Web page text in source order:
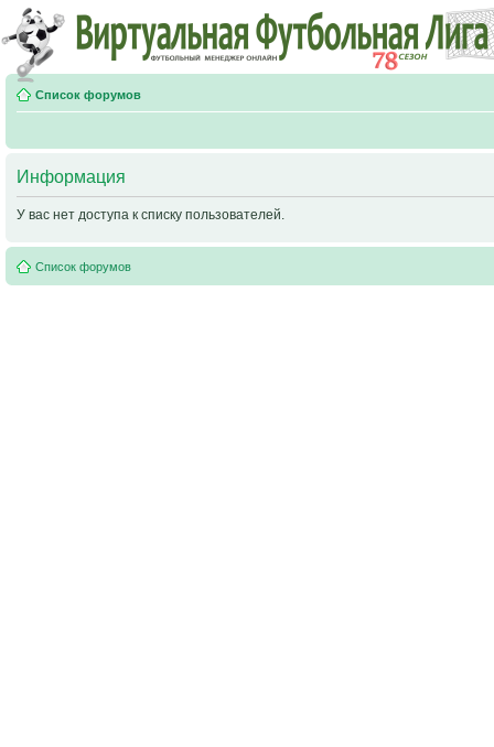
Список форумов
Информация
У вас нет доступа к списку пользователей.
Список форумов